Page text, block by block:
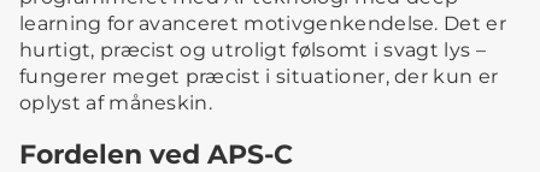
learning for avanceret motivgenkendelse. Det er
hurtigt, præcist og utroligt følsomt i svagt lys –
fungerer meget præcist i situationer, der kun er
oplyst af måneskin.
Fordelen ved APS-C